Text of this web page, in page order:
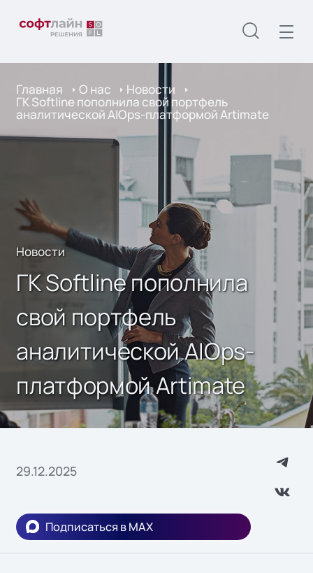
Главная О нас Новости
ГК Softline пополнила свой портфель
аналитической AIOps-платформой Artimate
Новости
ГК Softline пополнила
свой портфель
аналитической AIOps-
платформой Artimate
29.12.2025
Подписаться в MAX